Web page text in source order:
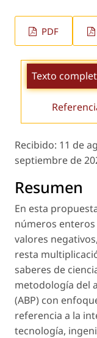
PDF
Texto
Recibido: 11 de
septiembre de
Resumen
En esta
números
valores
resta
saberes de
metodología del
(ABP) con
referencia a la
tecnología,